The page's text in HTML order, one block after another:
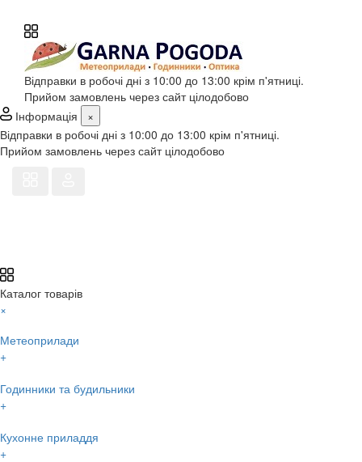
Відправки в робочі дні з 10:00 до 13:00 крім п'ятниці.
Прийом замовлень через сайт цілодобово
Інформація
×
Відправки в робочі дні з 10:00 до 13:00 крім п'ятниці.
Прийом замовлень через сайт цілодобово
Каталог товарів
×
Метеоприлади
+
Годинники та будильники
+
Кухонне приладдя
+